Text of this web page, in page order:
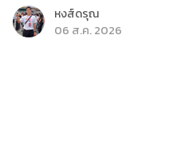
หงส์ดรุณ
06 ส.ค. 2026